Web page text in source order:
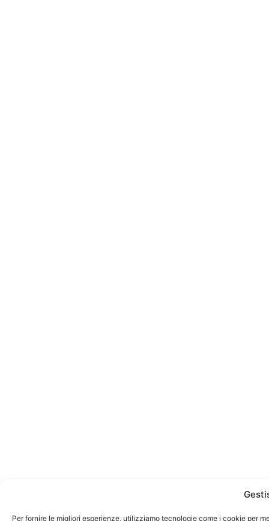
Per fornire le migliori esperienze, utilizziamo tecnologie come i cookie per